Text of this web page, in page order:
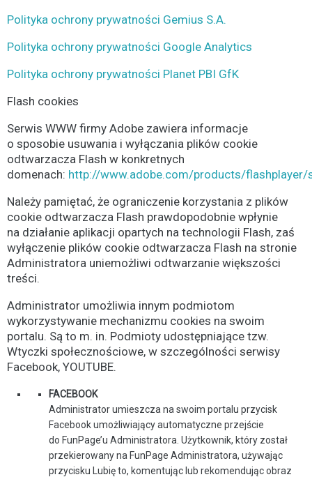
Polityka ochrony prywatności Gemius S.A.
Polityka ochrony prywatności Google Analytics
Polityka ochrony prywatności Planet PBI GfK
Flash cookies
Serwis WWW firmy Adobe zawiera informacje
o sposobie usuwania i wyłączania plików cookie
odtwarzacza Flash w konkretnych
domenach: http://www.adobe.com/products/flashplayer/
Należy pamiętać, że ograniczenie korzystania z plików
cookie odtwarzacza Flash prawdopodobnie wpłynie
na działanie aplikacji opartych na technologii Flash, zaś
wyłączenie plików cookie odtwarzacza Flash na stronie
Administratora uniemożliwi odtwarzanie większości
treści.
Administrator umożliwia innym podmiotom
wykorzystywanie mechanizmu cookies na swoim
portalu. Są to m. in. Podmioty udostępniające tzw.
Wtyczki społecznościowe, w szczególności serwisy
Facebook, YOUTUBE.
FACEBOOK
Administrator umieszcza na swoim portalu przycisk
Facebook umożliwiający automatyczne przejście
do FunPage’u Administratora. Użytkownik, który został
przekierowany na FunPage Administratora, używając
przycisku Lubię to, komentując lub rekomendując obraz